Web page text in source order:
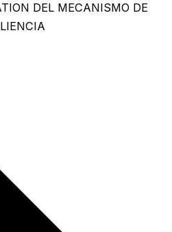
DEL MECANISMO DE